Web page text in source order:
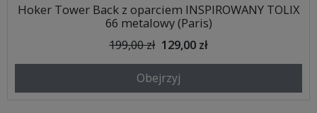
Hoker Tower Back z oparciem INSPIROWANY TOLIX
66 metalowy (Paris)
199,00 zł 129,00 zł
Obejrzyj